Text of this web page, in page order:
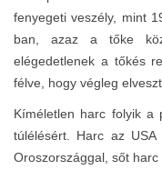
fenyegeti veszély, mint
ban, azaz a tőke
elégedetlenek a tőkés
félve, hogy végleg
Kíméletlen harc folyik a
túlélésért. Harc az
Oroszországgal, sőt